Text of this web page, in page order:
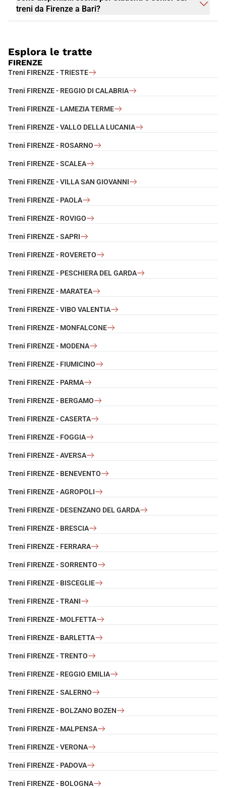
treni da Firenze a Bari?
Esplora le tratte
FIRENZE
Treni FIRENZE - TRIESTE
Treni FIRENZE - REGGIO DI CALABRIA
Treni FIRENZE - LAMEZIA TERME
Treni FIRENZE - VALLO DELLA LUCANIA
Treni FIRENZE - ROSARNO
Treni FIRENZE - SCALEA
Treni FIRENZE - VILLA SAN GIOVANNI
Treni FIRENZE - PAOLA
Treni FIRENZE - ROVIGO
Treni FIRENZE - SAPRI
Treni FIRENZE - ROVERETO
Treni FIRENZE - PESCHIERA DEL GARDA
Treni FIRENZE - MARATEA
Treni FIRENZE - VIBO VALENTIA
Treni FIRENZE - MONFALCONE
Treni FIRENZE - MODENA
Treni FIRENZE - FIUMICINO
Treni FIRENZE - PARMA
Treni FIRENZE - BERGAMO
Treni FIRENZE - CASERTA
Treni FIRENZE - FOGGIA
Treni FIRENZE - AVERSA
Treni FIRENZE - BENEVENTO
Treni FIRENZE - AGROPOLI
Treni FIRENZE - DESENZANO DEL GARDA
Treni FIRENZE - BRESCIA
Treni FIRENZE - FERRARA
Treni FIRENZE - SORRENTO
Treni FIRENZE - BISCEGLIE
Treni FIRENZE - TRANI
Treni FIRENZE - MOLFETTA
Treni FIRENZE - BARLETTA
Treni FIRENZE - TRENTO
Treni FIRENZE - REGGIO EMILIA
Treni FIRENZE - SALERNO
Treni FIRENZE - BOLZANO BOZEN
Treni FIRENZE - MALPENSA
Treni FIRENZE - VERONA
Treni FIRENZE - PADOVA
Treni FIRENZE - BOLOGNA